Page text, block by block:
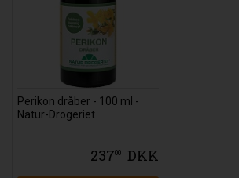
Perikon dråber - 100 ml -
Natur-Drogeriet
23700 DKK